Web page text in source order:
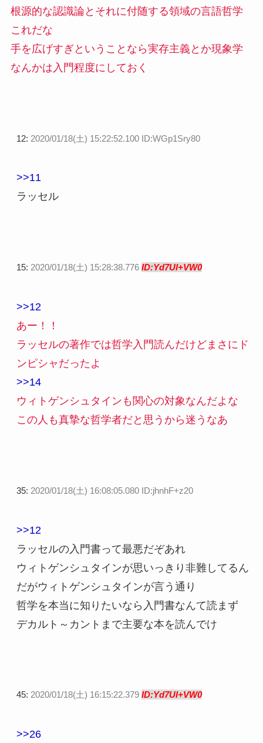
根源的な認識論とそれに付随する領域の言語哲学
これだな
手を広げすぎということなら実存主義とか現象学
なんかは入門程度にしておく
12: 2020/01/18(土) 15:22:52.100 ID:WGp1Sry80
>>11
ラッセル
15: 2020/01/18(土) 15:28:38.776 ID:Yd7UI+VW0
>>12
あー！！
ラッセルの著作では哲学入門読んだけどまさにド
ンピシャだったよ
>>14
ウィトゲンシュタインも関心の対象なんだよな
この人も真摯な哲学者だと思うから迷うなあ
35: 2020/01/18(土) 16:08:05.080 ID:jhnhF+z20
>>12
ラッセルの入門書って最悪だぞあれ
ウィトゲンシュタインが思いっきり非難してるん
だがウィトゲンシュタインが言う通り
哲学を本当に知りたいなら入門書なんて読まず
デカルト～カントまで主要な本を読んでけ
45: 2020/01/18(土) 16:15:22.379 ID:Yd7UI+VW0
>>26